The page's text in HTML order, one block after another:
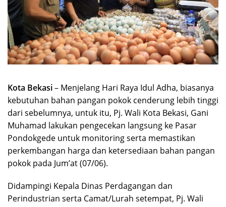
Kota Bekasi– Menjelang Hari Raya Idul Adha, biasanya
kebutuhan bahan pangan pokok cenderung lebih tinggi
dari sebelumnya, untuk itu, Pj. Wali Kota Bekasi, Gani
Muhamad lakukan pengecekan langsung ke Pasar
Pondokgede untuk monitoring serta memastikan
perkembangan harga dan ketersediaan bahan pangan
pokok pada Jum’at (07/06).
Didampingi Kepala Dinas Perdagangan dan
Perindustrian serta Camat/Lurah setempat, Pj. Wali